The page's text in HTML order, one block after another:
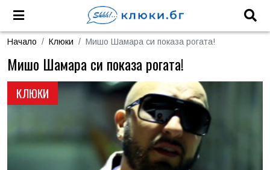
Начало Клюки Мишо Шамара си показа рогата!
КЛЮКИ
Мишо Шамара си показа рогата!